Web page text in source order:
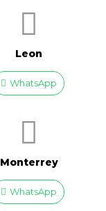
Leon
WhatsApp
Monterrey
WhatsApp